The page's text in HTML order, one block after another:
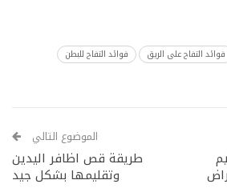
فوائد التفاح على الريق
فوائد التفاح للبطن
الموضوع التالي
طريقة قص اظافر اليدين
وتقليمها بشكل جيد